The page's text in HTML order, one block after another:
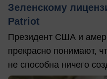
Зеленскому
Patriot
Президент США и
прекрасно понимают,
не способна ничего